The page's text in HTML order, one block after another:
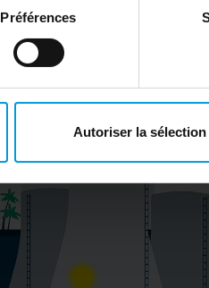
Préférences
Autoriser la sélection